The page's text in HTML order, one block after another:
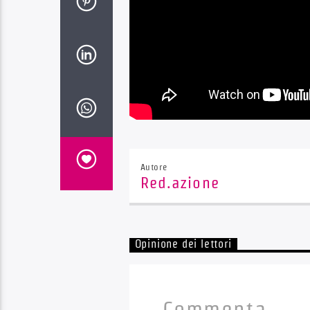
Autore
Red.azione
Opinione dei lettori